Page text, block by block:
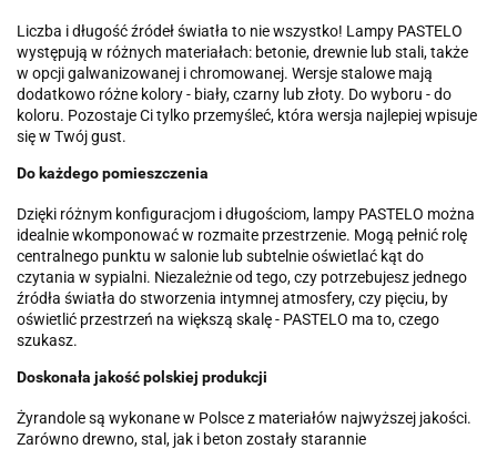
Liczba i długość źródeł światła to nie wszystko! Lampy PASTELO
występują w różnych materiałach: betonie, drewnie lub stali, także
w opcji galwanizowanej i chromowanej. Wersje stalowe mają
dodatkowo różne kolory - biały, czarny lub złoty. Do wyboru - do
koloru. Pozostaje Ci tylko przemyśleć, która wersja najlepiej wpisuje
się w Twój gust.
Do każdego pomieszczenia
Dzięki różnym konfiguracjom i długościom, lampy PASTELO można
idealnie wkomponować w rozmaite przestrzenie. Mogą pełnić rolę
centralnego punktu w salonie lub subtelnie oświetlać kąt do
czytania w sypialni. Niezależnie od tego, czy potrzebujesz jednego
źródła światła do stworzenia intymnej atmosfery, czy pięciu, by
oświetlić przestrzeń na większą skalę - PASTELO ma to, czego
szukasz.
Doskonała jakość polskiej produkcji
Żyrandole są wykonane w Polsce z materiałów najwyższej jakości.
Zarówno drewno, stal, jak i beton zostały starannie